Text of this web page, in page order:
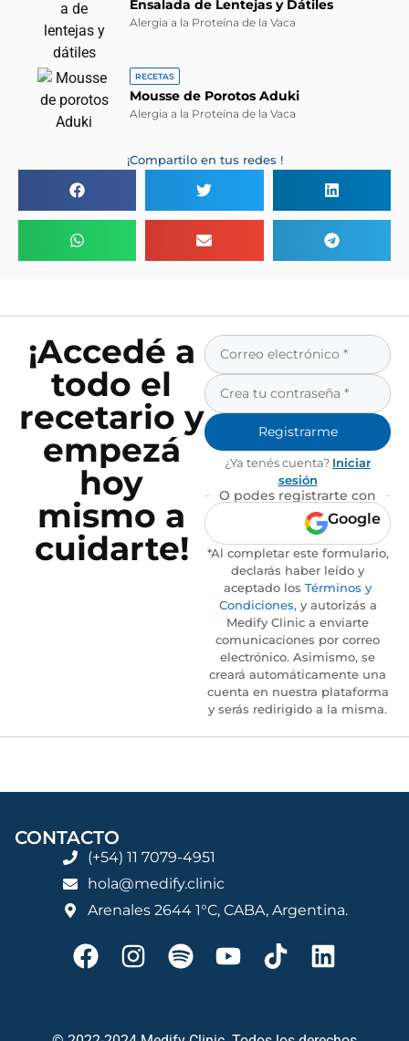
Ensalada de Lentejas y Dátiles
Alergia a la Proteína de la Vaca
RECETAS
Mousse de Porotos Aduki
Alergia a la Proteína de la Vaca
¡Compartilo en tus redes !
¡Accedé a
todo el
recetario y
empezá
hoy
mismo a
cuidarte!
Registrarme
¿Ya tenés cuenta? Iniciar
sesión
O podes registrarte con
Google
*Al completar este formulario,
declarás haber leído y
aceptado los Términos y
Condiciones, y autorizás a
Medify Clinic a enviarte
comunicaciones por correo
electrónico. Asimismo, se
creará automáticamente una
cuenta en nuestra plataforma
y serás redirigido a la misma.
CONTACTO
(+54) 11 7079-4951
hola@medify.clinic
Arenales 2644 1°C, CABA, Argentina.